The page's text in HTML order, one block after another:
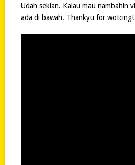
Udah sekian. Kalau mau nambahin
ada di bawah. Thankyu for wotcing!